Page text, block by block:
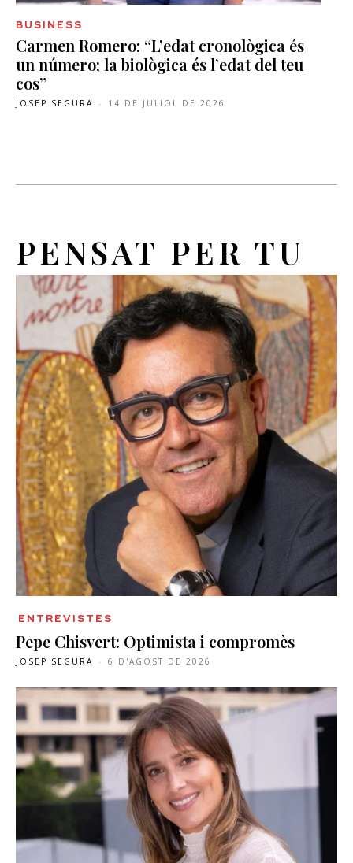
BUSINESS
Carmen Romero: “L’edat cronològica és
un número; la biològica és l’edat del teu
cos”
JOSEP SEGURA - 14 DE JULIOL DE 2026
PENSAT PER TU
ENTREVISTES
Pepe Chisvert: Optimista i compromès
JOSEP SEGURA - 6 D'AGOST DE 2026